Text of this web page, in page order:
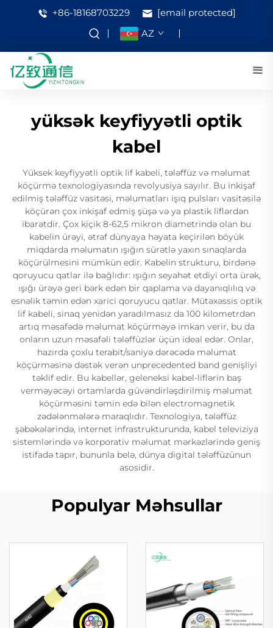
+86-18168703229
[email protected]
AZ
yüksək keyfiyyətli optik
kabel
Yüksek keyfiyyətli optik lif kabeli, tələffüz və məlumat
köçürmə texnologiyasında revolyusiya sayılır. Bu inkişaf
edilmiş tələffüz vasitəsi, məlumatları işıq pulsları vasitəsilə
köçürən çox inkişaf edmiş şüşə və ya plastik liflərdən
ibarətdir. Çox kiçik 8-62,5 mikron diametrində olan bu
kabelin ürəyi, ətraf dünyaya həyata keçirilən böyük
miqdarda məlumatın ışığın sürətlə yaxın sınaqlarda
köçürülmesini mümkün edir. Kabelin strukturu, birdənə
qoruyucu qatlar ilə bağlıdır: ışığın seyahət etdiyi orta ürək,
ışığı ürəyə geri bərk edən bir qaplama və dayanıqlılıq və
esnəlik təmin edən xarici qoruyucu qatlar. Mütəxəssis optik
lif kabeli, sinaq yenidən yaradılmasız da 100 kilometrdən
artıq məsafədə məlumat köçürməyə imkan verir, bu da
onların uzun məsafəli tələffüzlər üçün ideal edər. Onlar,
hazırda çoxlu terabit/saniyə dərəcədə məlumat
köçürməsinə dəstək verən unprecedented band genişliyi
təklif edir. Bu kabellər, geleneksi kabel-liflərin baş
verməyəcəyi ortamlarda güvəndirləşdirilmiş məlumat
köçürməsini təmin edə bilən electromagnetik
zədələnmələrə maraqlıdır. Texnologiya, tələffüz
şəbəkələrində, internet infrastrukturunda, kabel televiziya
sistemlərində və korporativ məlumat mərkəzlərində geniş
istifadə tapır, bununla belə, dünya digital tələffüzünun
asosidir.
Populyar Məhsullar